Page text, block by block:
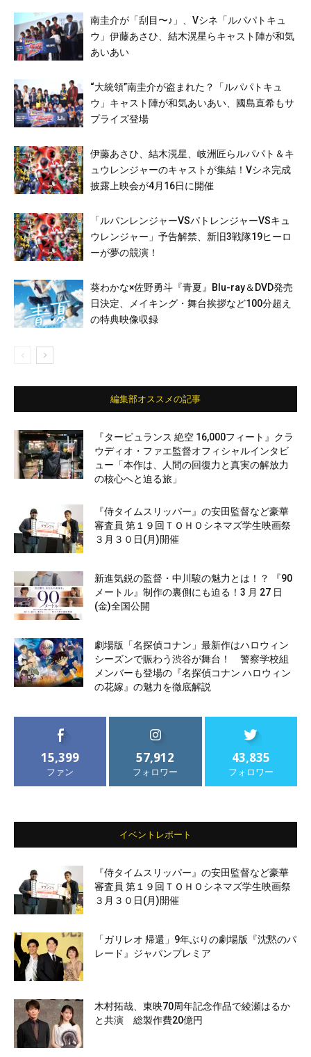
南圭介が「刮目〜♪」、Vシネ「ルパパトキュ
ウ」伊藤あさひ、結木滉星らキャスト陣が和気
あいあい
“大統領”南圭介が盗まれた？「ルパパトキュ
ウ」キャスト陣が和気あいあい、國島直希もサ
プライズ登場
伊藤あさひ、結木滉星、岐洲匠らルパパト＆キ
ュウレンジャーのキャストが集結！Vシネ完成
披露上映会が4月16日に開催
「ルパンレンジャーVSパトレンジャーVSキュ
ウレンジャー」予告解禁、新旧3戦隊19ヒーロ
ーが夢の競演！
葵わかな×佐野勇斗『青夏』Blu-ray＆DVD発売
日決定、メイキング・舞台挨拶など100分超え
の特典映像収録
編集部オススメの記事
『タービュランス 絶空 16,000フィート』クラ
ウディオ・ファエ監督オフィシャルインタビ
ュー「本作は、人間の回復力と真実の解放力
の核心へと迫る旅」
『侍タイムスリッパー』の安田監督など豪華
審査員 第１９回ＴＯＨＯシネマズ学生映画祭
３月３０日(月)開催
新進気鋭の監督・中川駿の魅力とは！？ 『90
メートル』制作の裏側にも迫る！3 月 27 日
(金)全国公開
劇場版「名探偵コナン」最新作はハロウィン
シーズンで賑わう渋谷が舞台！ 警察学校組
メンバーも登場の『名探偵コナン ハロウィン
の花嫁』の魅力を徹底解説
15,399
ファン
57,912
フォロワー
43,835
フォロワー
イベントレポート
『侍タイムスリッパー』の安田監督など豪華
審査員 第１９回ＴＯＨＯシネマズ学生映画祭
３月３０日(月)開催
「ガリレオ 帰還」9年ぶりの劇場版『沈黙のパ
レード』ジャパンプレミア
木村拓哉、東映70周年記念作品で綾瀬はるか
と共演 総製作費20億円